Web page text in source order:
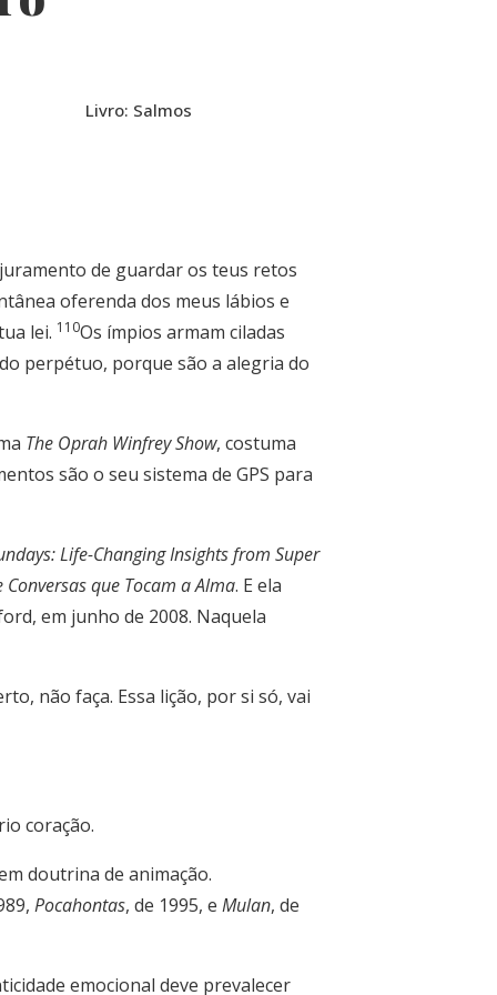
Livro: Salmos
de guardar os teus retos
oferenda dos meus lábios e
lei. 110Os ímpios armam ciladas
perpétuo, porque são a alegria do
The Oprah Winfrey Show, costuma
são o seu sistema de GPS para
Life-Changing Insights from Super
que Tocam a Alma. E ela
em junho de 2008. Naquela
não faça. Essa lição, por si só, vai
coração.
doutrina de animação.
Pocahontas, de 1995, e Mulan, de
emocional deve prevalecer